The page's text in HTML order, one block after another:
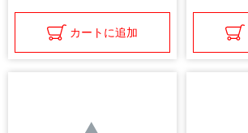
カートに追加